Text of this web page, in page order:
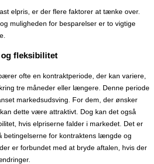
elpris, er der flere faktorer at tænke over.
muligheden for besparelser er to vigtige
fleksibilitet
ofte en kontraktperiode, der kan variere,
tre måneder eller længere. Denne periode
markedsudsving. For dem, der ønsker
dette være attraktivt. Dog kan det også
hvis elpriserne falder i markedet. Det er
betingelserne for kontraktens længde og
er forbundet med at bryde aftalen, hvis der